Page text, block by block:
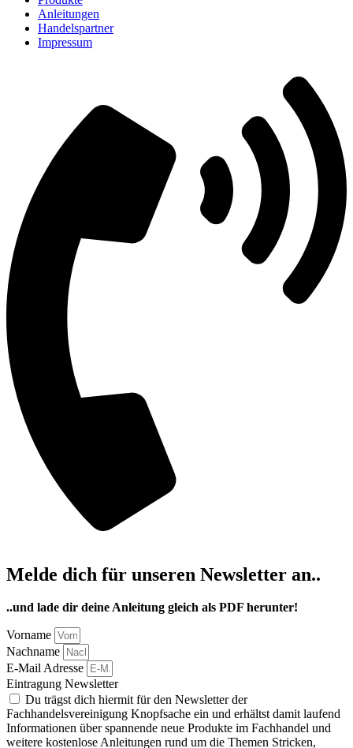
Anleitungen
Handelspartner
Impressum
Melde dich für unseren Newsletter an..
..und lade dir deine Anleitung gleich als PDF herunter!
Vorname
Nachname
E-Mail Adresse
Eintragung Newsletter
Du trägst dich hiermit für den Newsletter der
Fachhandelsvereinigung Knopfsache ein und erhältst damit laufend
Informationen über spannende neue Produkte im Fachhandel und
weitere kostenlose Anleitungen rund um die Themen Stricken,